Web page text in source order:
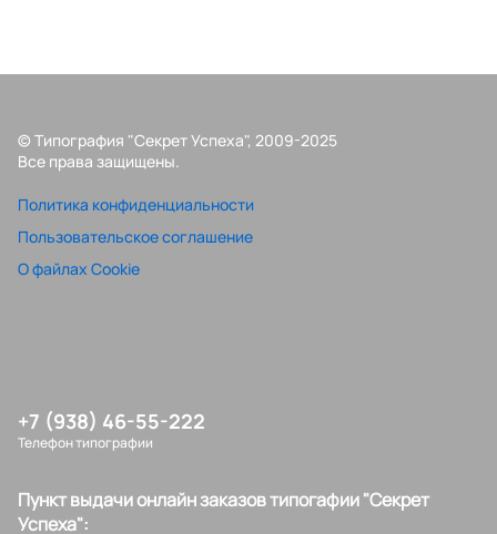
© Типография "Секрет Успеха", 2009-2025
Все права защищены.
Политика конфиденциальности
Пользовательское соглашение
О файлах Cookie
+7 (938) 46-55-222
Телефон типографии
Пункт выдачи онлайн заказов типогафии "Секрет
Успеха":